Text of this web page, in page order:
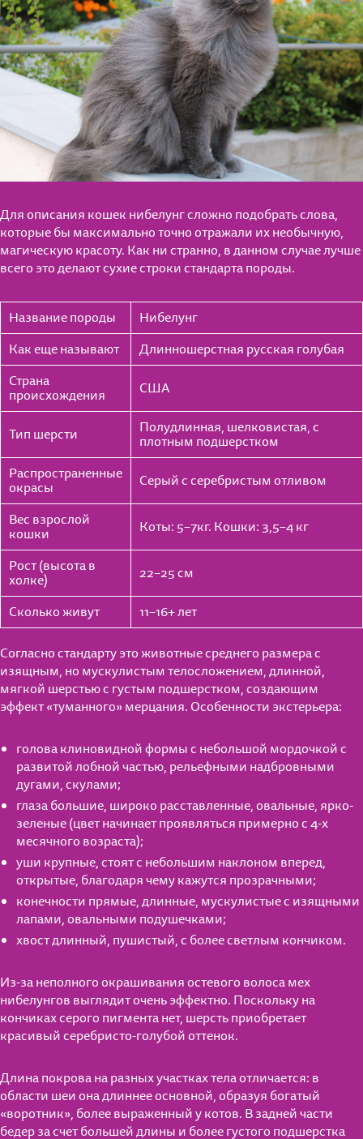
Для описания кошек нибелунг сложно подобрать слова,
которые бы максимально точно отражали их необычную,
магическую красоту. Как ни странно, в данном случае лучше
всего это делают сухие строки стандарта породы.
Название породы
Нибелунг
Как еще называют
Длинношерстная русская голубая
Страна
происхождения США
Тип шерсти Полудлинная, шелковистая, с
плотным подшерстком
Распространенные
окрасы
Серый с серебристым отливом
Вес взрослой
кошки
Коты: 5–7кг. Кошки: 3,5–4 кг
Рост (высота в
холке)
22–25 см
Сколько живут
11–16+ лет
Согласно стандарту это животные среднего размера с
изящным, но мускулистым телосложением, длинной,
мягкой шерстью с густым подшерстком, создающим
эффект «туманного» мерцания. Особенности экстерьера:
голова клиновидной формы с небольшой мордочкой с
развитой лобной частью, рельефными надбровными
дугами, скулами;
глаза большие, широко расставленные, овальные, ярко-
зеленые (цвет начинает проявляться примерно с 4-х
месячного возраста);
уши крупные, стоят с небольшим наклоном вперед,
открытые, благодаря чему кажутся прозрачными;
конечности прямые, длинные, мускулистые с изящными
лапами, овальными подушечками;
хвост длинный, пушистый, с более светлым кончиком.
Из-за неполного окрашивания остевого волоса мех
нибелунгов выглядит очень эффектно. Поскольку на
кончиках серого пигмента нет, шерсть приобретает
красивый серебристо-голубой оттенок.
Длина покрова на разных участках тела отличается: в
области шеи она длиннее основной, образуя богатый
«воротник», более выраженный у котов. В задней части
бедер за счет большей длины и более густого подшерстка